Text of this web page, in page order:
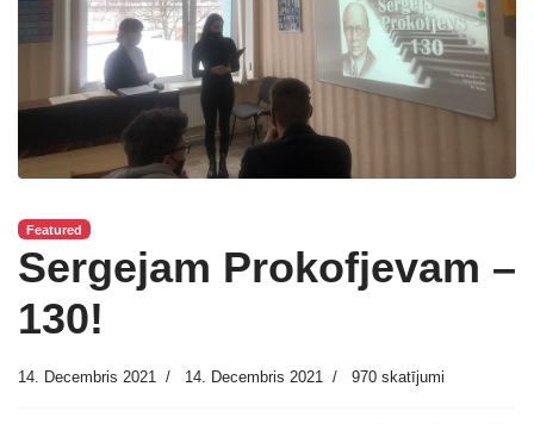
Featured
Sergejam Prokofjevam –
130!
14. Decembris 2021 14. Decembris 2021 970 skatījumi